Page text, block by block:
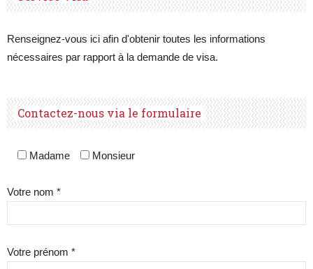
Renseignez-vous ici afin d'obtenir toutes les informations
nécessaires par rapport à la demande de visa.
Contactez-nous via le formulaire
Madame Monsieur
Votre nom *
Votre prénom *